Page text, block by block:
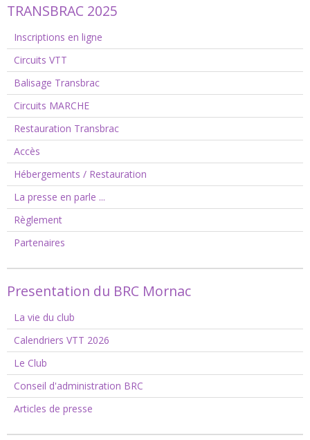
TRANSBRAC 2025
Inscriptions en ligne
Circuits VTT
Balisage Transbrac
Circuits MARCHE
Restauration Transbrac
Accès
Hébergements / Restauration
La presse en parle ...
Règlement
Partenaires
Presentation du BRC Mornac
La vie du club
Calendriers VTT 2026
Le Club
Conseil d'administration BRC
Articles de presse